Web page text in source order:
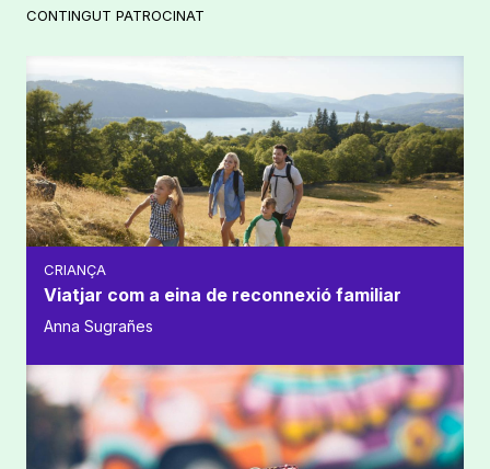
CONTINGUT PATROCINAT
CRIANÇA
Viatjar com a eina de reconnexió familiar
Anna Sugrañes